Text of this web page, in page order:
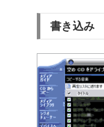
書き込み